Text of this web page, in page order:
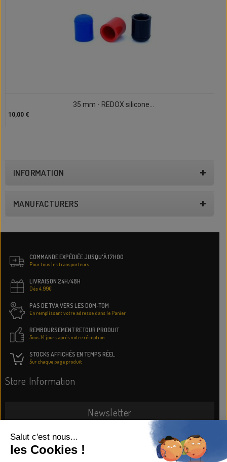
35 mm - REDOX silicone...
10,00 €
INFORMATION
MANUFACTURERS
COMMANDE EXPÉDIÉE JUSQU'À 17H00
Pour tous les transporteurs
LIVRAISON 24H/48H
Dès 4.99€
PAS DE TVA VERS LES DOM-TOM
En remplissant votre adresse dans le Panier
REMBOURSEMENT RETOUR PRODUIT
Sous 14 jours après votre réception
STOCKS AFFICHÉS EN TEMPS RÉEL
Sur chaque page produit
Store Information
Newsletter